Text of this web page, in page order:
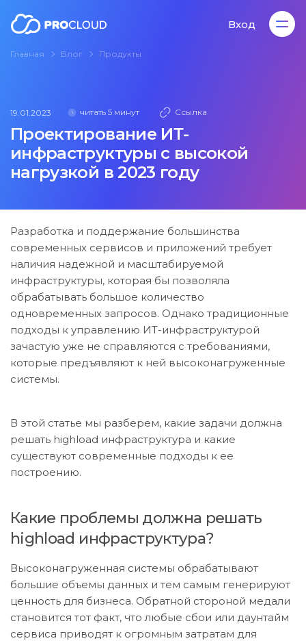
Вход
Главная Блог Продукты
19.01.2023 читать 5 минут Ссылка
Проектирование ИТ-
инфраструктуры с высокой
нагрузкой в 2023 году
Разработка и поддержание большинства
современных сервисов и приложений требует
наличия надежной и масштабируемой
инфраструктуры, которая бы позволяла
обрабатывать большое количество
одновременных запросов. Однако традиционные
подходы к управлению ИТ-инфраструктурой
зачастую уже не справляются с требованиями,
которые предъявляют к ней высоконагруженные
системы.
В этой статье мы разберем, какие задачи должна
решать highload инфраструктура и какие
существуют современные подходы к ее
построению.
Какие проблемы должна решать
highload инфраструктура?
Высоконагруженная системы обрабатывают
большие объемы данных и тем самым генерируют
ценность для бизнеса. Обратной стороной медали
становится тот факт, что любые сбои или даунтайм
сервиса приводят к огромным затратам для